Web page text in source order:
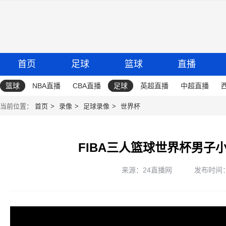
首页 足球 篮球 直播
篮球 NBA直播 CBA直播 足球 英超直播 中超直播
当前位置： 首页 录像 足球录像 世界杯
FIBA三人篮球世界杯男子
来源：24直播网 发布时间